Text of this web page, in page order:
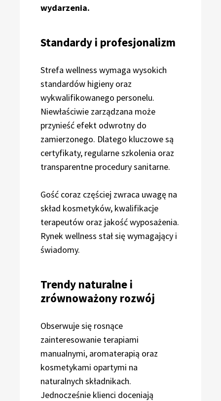
wydarzenia.
Standardy i profesjonalizm
Strefa wellness wymaga wysokich
standardów higieny oraz
wykwalifikowanego personelu.
Niewłaściwie zarządzana może
przynieść efekt odwrotny do
zamierzonego. Dlatego kluczowe są
certyfikaty, regularne szkolenia oraz
transparentne procedury sanitarne.
Gość coraz częściej zwraca uwagę na
skład kosmetyków, kwalifikacje
terapeutów oraz jakość wyposażenia.
Rynek wellness stał się wymagający i
świadomy.
Trendy naturalne i
zrównoważony rozwój
Obserwuje się rosnące
zainteresowanie terapiami
manualnymi, aromaterapią oraz
kosmetykami opartymi na
naturalnych składnikach.
Jednocześnie klienci doceniają